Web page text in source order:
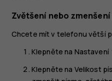
Zvětšení nebo
Chcete mít v telefonu větší
Klepněte na Nastavení
Klepněte na Velikost